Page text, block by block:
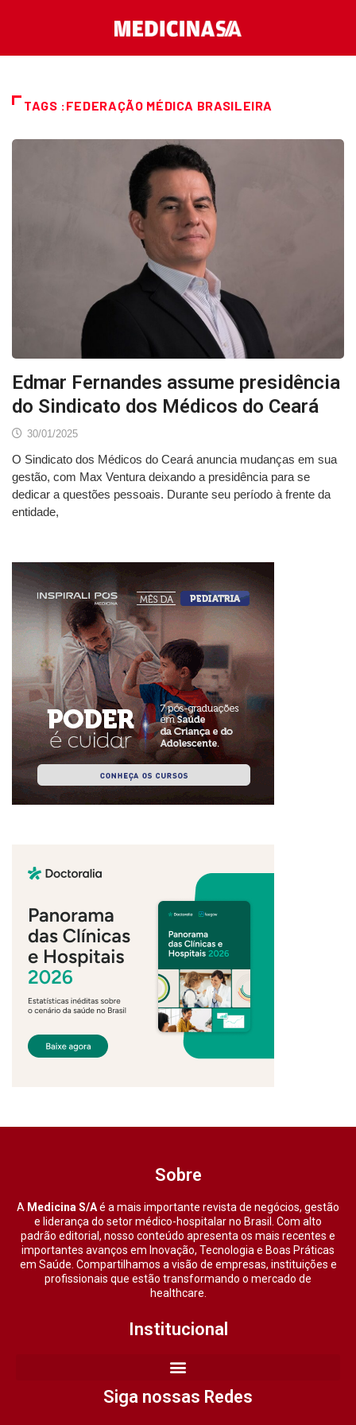
TAGS :FEDERAÇÃO MÉDICA BRASILEIRA
Edmar Fernandes assume presidência
do Sindicato dos Médicos do Ceará
30/01/2025
O Sindicato dos Médicos do Ceará anuncia mudanças em sua
gestão, com Max Ventura deixando a presidência para se
dedicar a questões pessoais. Durante seu período à frente da
entidade,
Sobre
A Medicina S/Aé a mais importante revista de negócios, gestão
e liderança do setor médico-hospitalar no Brasil. Com alto
padrão editorial, nosso conteúdo apresenta os mais recentes e
importantes avanços em Inovação, Tecnologia e Boas Práticas
em Saúde. Compartilhamos a visão de empresas, instituições e
profissionais que estão transformando o mercado de
healthcare.
Institucional
Siga nossas Redes